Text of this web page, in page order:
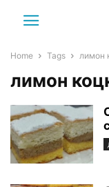
Home Tags лимон
лимон